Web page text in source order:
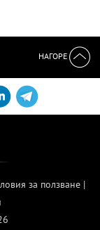
НАГОРЕ
за ползване|